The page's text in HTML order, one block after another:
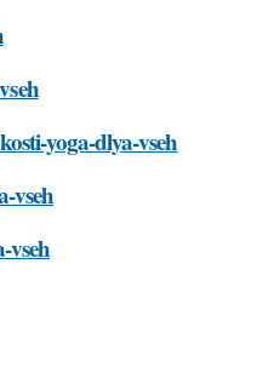
yoga-dlya-vseh
vseh
vseh